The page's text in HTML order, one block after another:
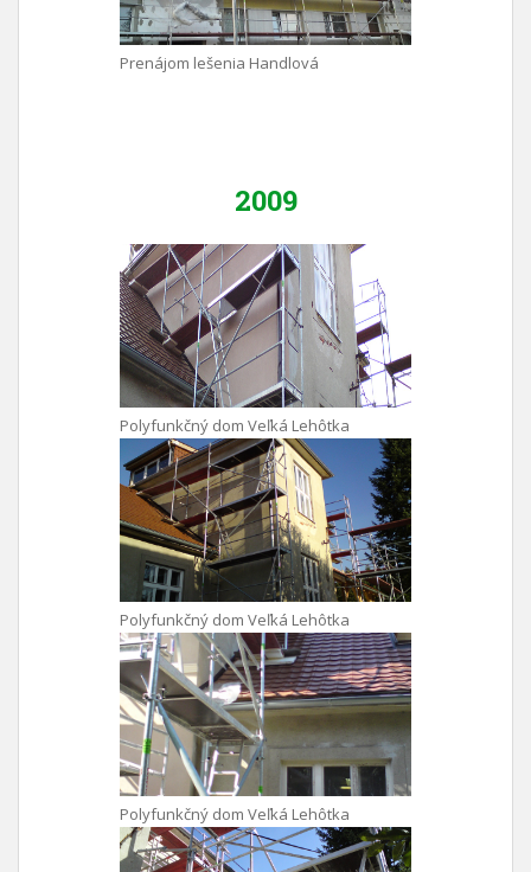
Prenájom lešenia Handlová
2009
Polyfunkčný dom Veľká Lehôtka
Polyfunkčný dom Veľká Lehôtka
Polyfunkčný dom Veľká Lehôtka